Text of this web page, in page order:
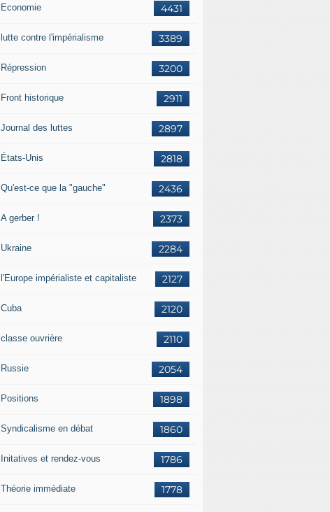
4431
Economie
3389
lutte contre l'impérialisme
3200
Répression
2911
Front historique
2897
Journal des luttes
2818
États-Unis
2436
Qu'est-ce que la "gauche"
2373
A gerber !
2284
Ukraine
2127
l'Europe impérialiste et capitaliste
2120
Cuba
2110
classe ouvrière
2054
Russie
1898
Positions
1860
Syndicalisme en débat
1786
Initatives et rendez-vous
1778
Théorie immédiate